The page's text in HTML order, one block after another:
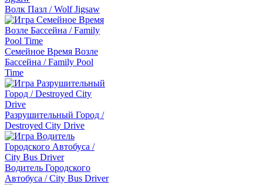
Волк Пазл / Wolf Jigsaw
Семейное Время Возле
Бассейна / Family Pool
Time
Разрушительный Город /
Destroyed City Drive
Водитель Городского
Автобуса / City Bus Driver